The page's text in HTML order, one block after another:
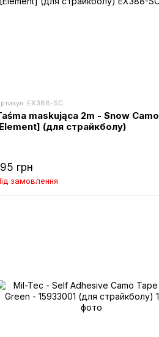
EX388-SC
maskująca 2m - Snow Camo
(для страйкболу)
грн
замовлення